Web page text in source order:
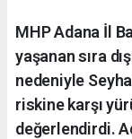
MHP Adana İl
yaşanan sıra
nedeniyle
riskine karşı
değerlendirdi.